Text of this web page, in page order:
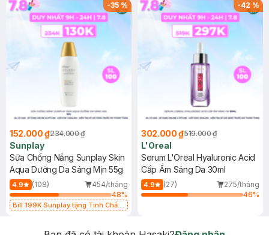
-35%
152.000 ₫234.000 ₫
Sunplay
Sữa Chống Nắng Sunplay Skin
Aqua Dưỡng Da Sáng Mịn 55g
4.9 (108)
454/tháng
48%
Bill 199K Sunplay tặng Tinh Chất
-42%
302.000 ₫519.000 ₫
L'Oreal
Serum L'Oreal Hyaluronic Acid
Cấp Ẩm Sáng Da 30ml
4.9 (27)
275/tháng
46%